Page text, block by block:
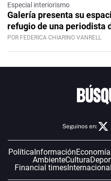
Especial interiorismo
Galería presenta su
refugio de una periodista
POR FEDERICA CHIARINO VANRELL
Seguinos en:
PolíticaInformaciónEconomía
AmbienteCultura
Financial timesInternacional